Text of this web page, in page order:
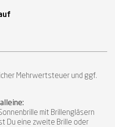
Mehrwertsteuer und ggf.
mit Brillengläsern
Du eine zweite Brille oder